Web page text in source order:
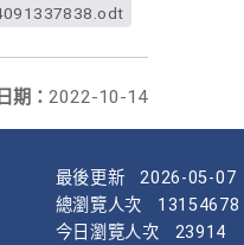
期： 2022-10-14
最後更新
2026-05-07
總瀏覽人次
13154678
今日瀏覽人次
23914